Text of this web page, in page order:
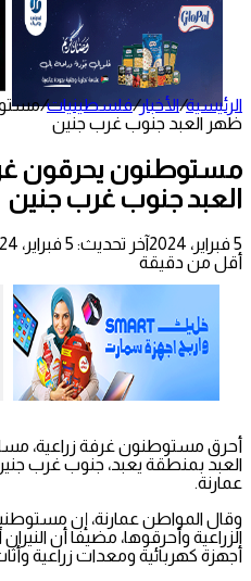
الرئيسية/الأخبار/فلسطينيات/
ظهر العبد جنوب غرب جنين
مستوطنون يحرقون
العبد جنوب غرب جنين
5 فبراير، 2024
آخر تحديث: 5 فبراير، 2024
أقل من دقيقة
أحرق مستوطنون غرفة زراعية،
العبد بمنطقة يعبد، جنوب غرب
عمارنة.
وقال المواطن عمارنة، إن
الزراعية وأحرقوها، مضيفا أن
أجهزة كهربائية ومعدات زراعية